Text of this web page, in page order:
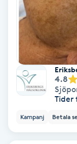
Face framing
Faceliftmassage
Fet hårbotten
Fettreducering
4.8
Tider
Kampanj Betala